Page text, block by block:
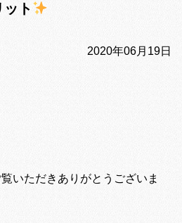
ト
2020年06月19日
いただきありがとうございま